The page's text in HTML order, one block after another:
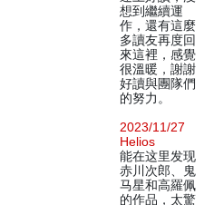
想到繼續運
作，還有這麼
多讀友再度回
來這裡，感覺
很溫暖，謝謝
好讀與團隊們
的努力。
2023/11/27
Helios
能在这里发现
赤川次郎、鬼
马星和高羅佩
的作品，太驚